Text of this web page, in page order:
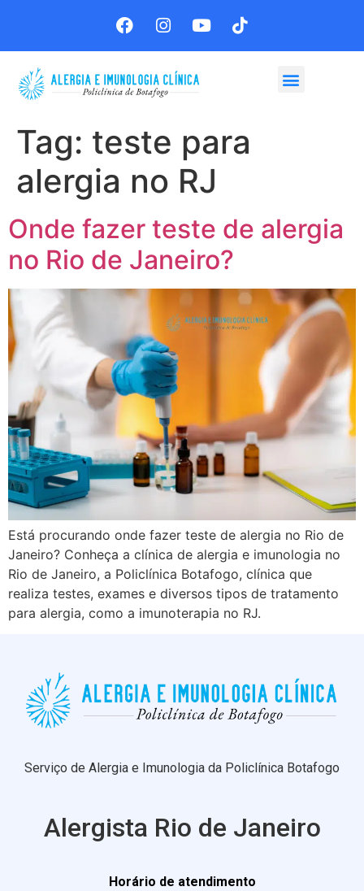
Tag: teste para
alergia no RJ
Onde fazer teste de alergia
no Rio de Janeiro?
Está procurando onde fazer teste de alergia no Rio de
Janeiro? Conheça a clínica de alergia e imunologia no
Rio de Janeiro, a Policlínica Botafogo, clínica que
realiza testes, exames e diversos tipos de tratamento
para alergia, como a imunoterapia no RJ.
Serviço de Alergia e Imunologia da Policlínica Botafogo
Alergista Rio de Janeiro
Horário de atendimento